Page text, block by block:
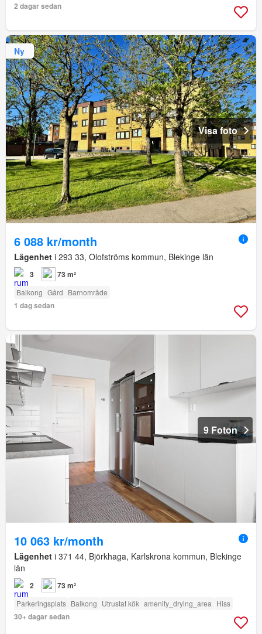
2 dagar sedan
Ny
Visa foto
6 088 kr/month
Lägenhet i 293 33, Olofströms kommun, Blekinge län
3 73 m²
Balkong Gård Barnområde
1 dag sedan
9 Foton
10 063 kr/month
Lägenhet i 371 44, Björkhaga, Karlskrona kommun, Blekinge
län
2 73 m²
Parkeringsplats Balkong Utrustat kök amenity_drying_area Hiss
30+ dagar sedan